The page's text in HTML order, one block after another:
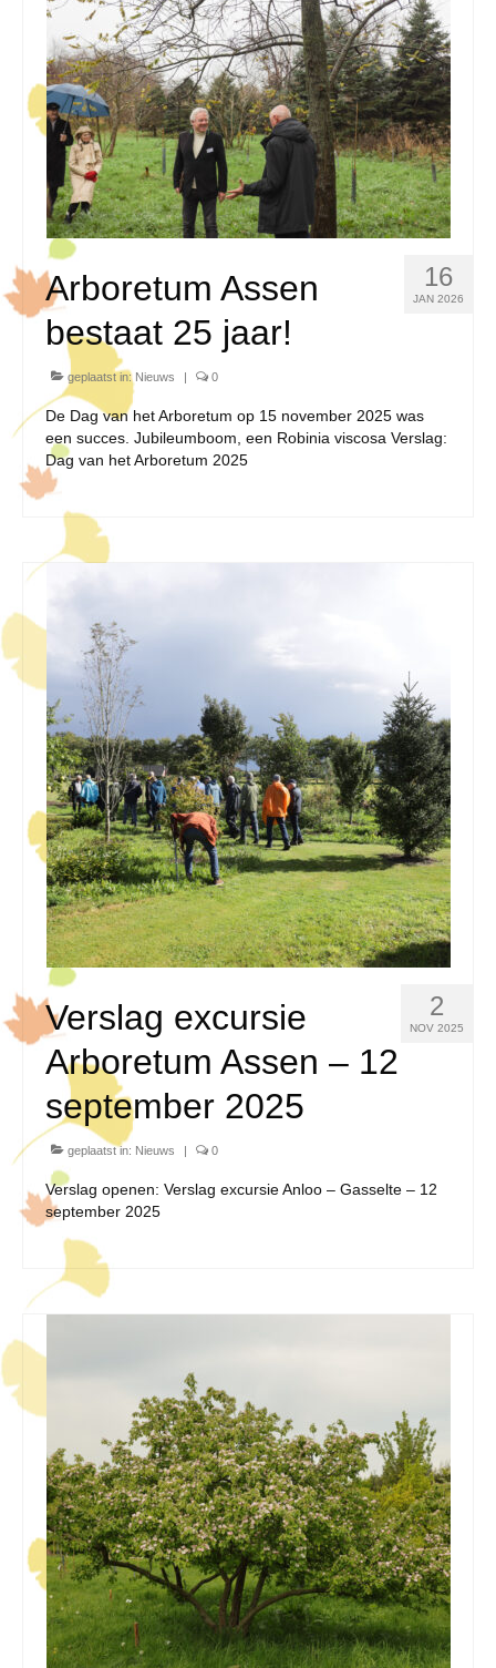
16
JAN 2026
Arboretum Assen
bestaat 25 jaar!
geplaatst in: Nieuws | 0
De Dag van het Arboretum op 15 november 2025 was
een succes. Jubileumboom, een Robinia viscosa Verslag:
Dag van het Arboretum 2025
2
NOV 2025
Verslag excursie
Arboretum Assen – 12
september 2025
geplaatst in: Nieuws | 0
Verslag openen: Verslag excursie Anloo – Gasselte – 12
september 2025